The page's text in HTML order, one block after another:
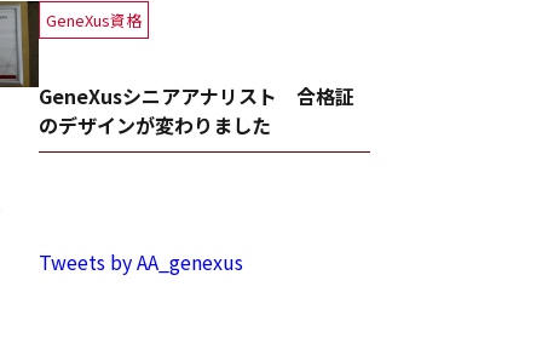
GeneXus資格
GeneXusシニアアナリスト 合格証
のデザインが変わりました
Tweets by AA_genexus